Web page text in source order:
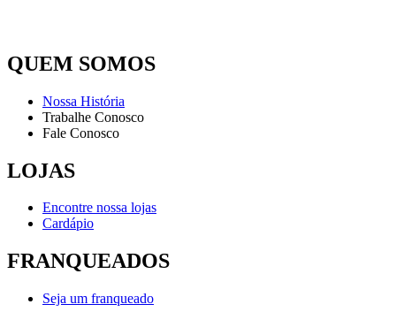
QUEM SOMOS
Nossa História
Trabalhe Conosco
Fale Conosco
LOJAS
Encontre nossa lojas
Cardápio
FRANQUEADOS
Seja um franqueado